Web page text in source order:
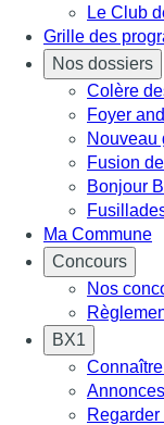
Le Club
Grille des
Nos dossiers
Colère
Foyer
Nouveau
Fusion
Bonjour
Ma Commune
Concours
Nos
BX1